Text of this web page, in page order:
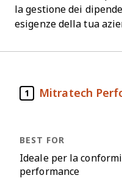
la gestione dei
esigenze della tua
1 Mitratech
Ideale per la
performance